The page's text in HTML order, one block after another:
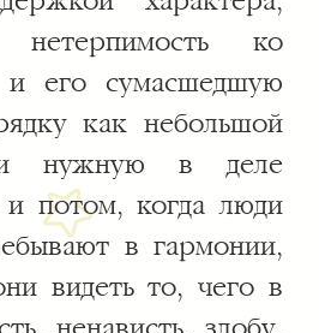
нетерпимость ко
его сумасшедшую
как небольшой
и нужную в деле
и потом, когда люди
в гармонии,
видеть то, чего в